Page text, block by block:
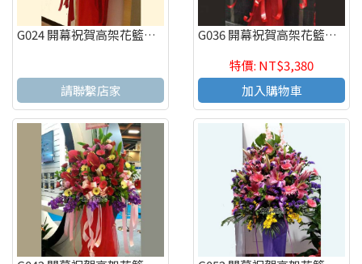
G024 開幕祝賀高架花籃、開幕藝術花籃 慶祝榮陞、開幕喬遷(一個)
請聯繫店家
G036 開幕祝賀高架花籃、開幕藝術花籃 慶祝榮陞、開幕喬遷(一個)
特價: NT$3,380
加入購物車